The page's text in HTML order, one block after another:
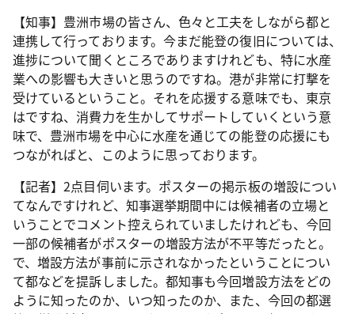
【知事】豊洲市場の皆さん、色々と工夫をしながら都と
連携して行っております。今まだ能登の復旧については、
進捗について聞くところでありますけれども、特に水産
業への影響も大きいと思うのですね。港が非常に打撃を
受けているということ。それを応援する意味でも、東京
はですね、消費力を生かしてサポートしていくという意
味で、豊洲市場を中心に水産を通じての能登の応援にも
つながればと、このように思っております。
【記者】2点目伺います。ポスターの掲示板の増設につい
てなんですけれど、知事選挙期間中には候補者の立場と
いうことでコメント控えられていましたけれども、今回
一部の候補者がポスターの増設方法が不平等だったと。
で、増設方法が事前に示されなかったということについ
て都などを提訴しました。都知事も今回増設方法をどの
ように知ったのか、いつ知ったのか、また、今回の都選